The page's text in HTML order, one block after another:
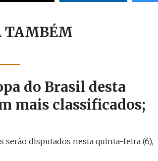
TAMBÉM
do Brasil desta
mais classificados;
disputados nesta quinta-feira (6),